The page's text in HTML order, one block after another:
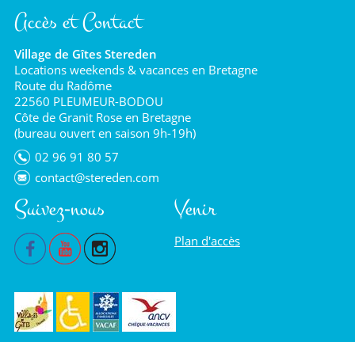
Accès et Contact
Village de Gîtes Stereden
Locations weekends & vacances en Bretagne
Route du Radôme
22560 PLEUMEUR-BODOU
Côte de Granit Rose en Bretagne
(bureau ouvert en saison 9h-19h)
02 96 91 80 57
contact@stereden.com
Suivez-nous Venir
Plan d'accès